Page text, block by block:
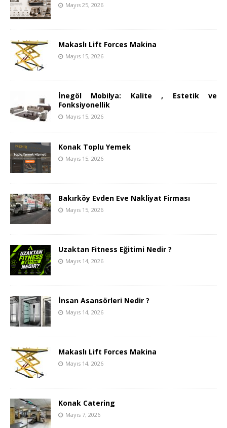
Mayıs 25, 2026
Makaslı Lift Forces Makina
Mayıs 15, 2026
İnegöl Mobilya: Kalite , Estetik ve
Fonksiyonellik
Mayıs 15, 2026
Konak Toplu Yemek
Mayıs 15, 2026
Bakırköy Evden Eve Nakliyat Firması
Mayıs 15, 2026
Uzaktan Fitness Eğitimi Nedir ?
Mayıs 14, 2026
İnsan Asansörleri Nedir ?
Mayıs 14, 2026
Makaslı Lift Forces Makina
Mayıs 14, 2026
Konak Catering
Mayıs 7, 2026